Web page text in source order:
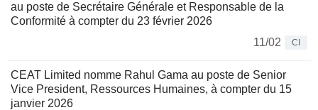
au poste de Secrétaire Générale et Responsable de la
Conformité à compter du 23 février 2026
11/02
CI
CEAT Limited nomme Rahul Gama au poste de Senior
Vice President, Ressources Humaines, à compter du 15
janvier 2026